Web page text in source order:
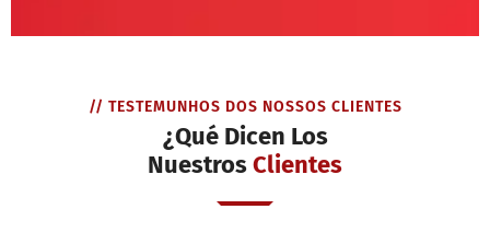
// TESTEMUNHOS DOS NOSSOS CLIENTES
¿Qué Dicen Los
NuestrosClientes